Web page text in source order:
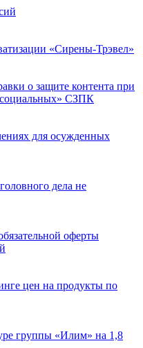
«Сирены-Трэвел»
о защите контента при
СЗПК
для осужденных
дела не
оферты
цен на продукты по
группы «Илим» на 1,8